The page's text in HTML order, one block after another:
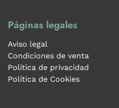
Páginas legales
Aviso legal
Condiciones de venta
Política de privacidad
Política de Cookies